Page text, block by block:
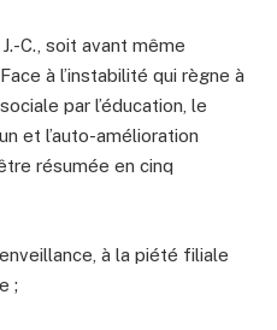
C., soit avant même
à l’instabilité qui règne à
par l’éducation, le
et l’auto-amélioration
résumée en cinq
à la piété filiale
;